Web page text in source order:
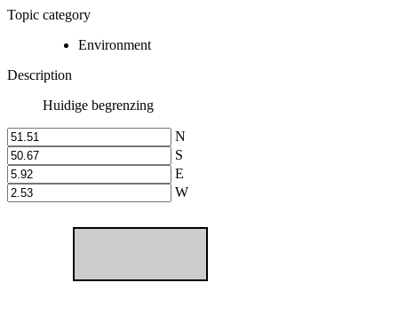
Topic category
Environment
Description
Huidige begrenzing
N
S
E
W